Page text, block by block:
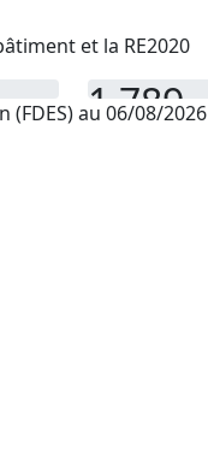
et la RE2020
1 789
au 06/08/2026